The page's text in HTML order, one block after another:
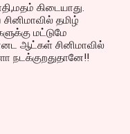
கிடையாது.
தமிழ்
மட்டுமே
ஆட்கள் சினிமாவில்
நடக்குறதுதானே!!